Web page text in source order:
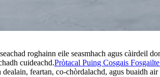
roghainn eile seasmhach agus càirdeil
cuideachd.Pròtacal Puing Cosgais
dealain, feartan, co-chòrdalachd, agus buaidh